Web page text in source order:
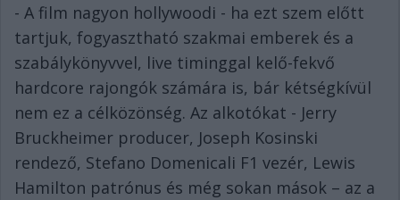
- A film nagyon hollywoodi - ha ezt szem előtt
tartjuk, fogyasztható szakmai emberek és a
szabálykönyvvel, live timinggal kelő-fekvő
hardcore rajongók számára is, bár kétségkívül
nem ez a célközönség. Az alkotókat - Jerry
Bruckheimer producer, Joseph Kosinski
rendező, Stefano Domenicali F1 vezér, Lewis
Hamilton patrónus és még sokan mások – az a